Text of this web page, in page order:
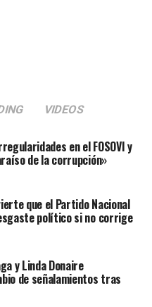
VIDEOS
en el FOSOVI y
de la corrupción»
que el Partido Nacional
político si no corrige
y Linda Donaire
de señalamientos tras